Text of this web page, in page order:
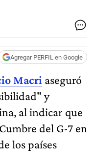
Agregar PERFIL en Google
Macri aseguró
y
al indicar que
del G-7 en
los países